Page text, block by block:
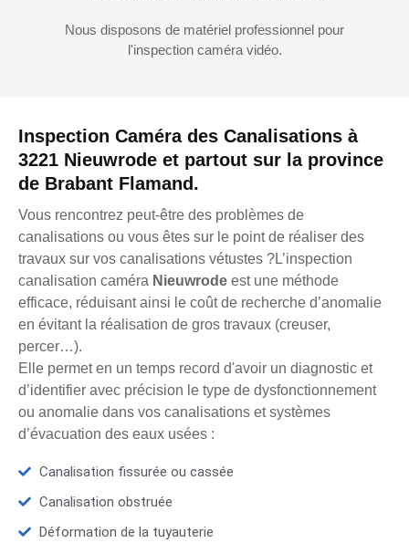
Inspection Caméra des Canalisations à
3221 Nieuwrode et partout sur la province
de Brabant Flamand.
Vous rencontrez peut-être des problèmes de
canalisations ou vous êtes sur le point de réaliser des
travaux sur vos canalisations vétustes ?L’inspection
canalisation caméra Nieuwrode est une méthode
efficace, réduisant ainsi le coût de recherche d’anomalie
en évitant la réalisation de gros travaux (creuser,
percer…).
Elle permet en un temps record d'avoir un diagnostic et
d’identifier avec précision le type de dysfonctionnement
ou anomalie dans vos canalisations et systèmes
d’évacuation des eaux usées :
Canalisation fissurée ou cassée
Canalisation obstruée
Déformation de la tuyauterie
Nous disposons de matériel professionnel pour
l'inspection caméra vidéo.